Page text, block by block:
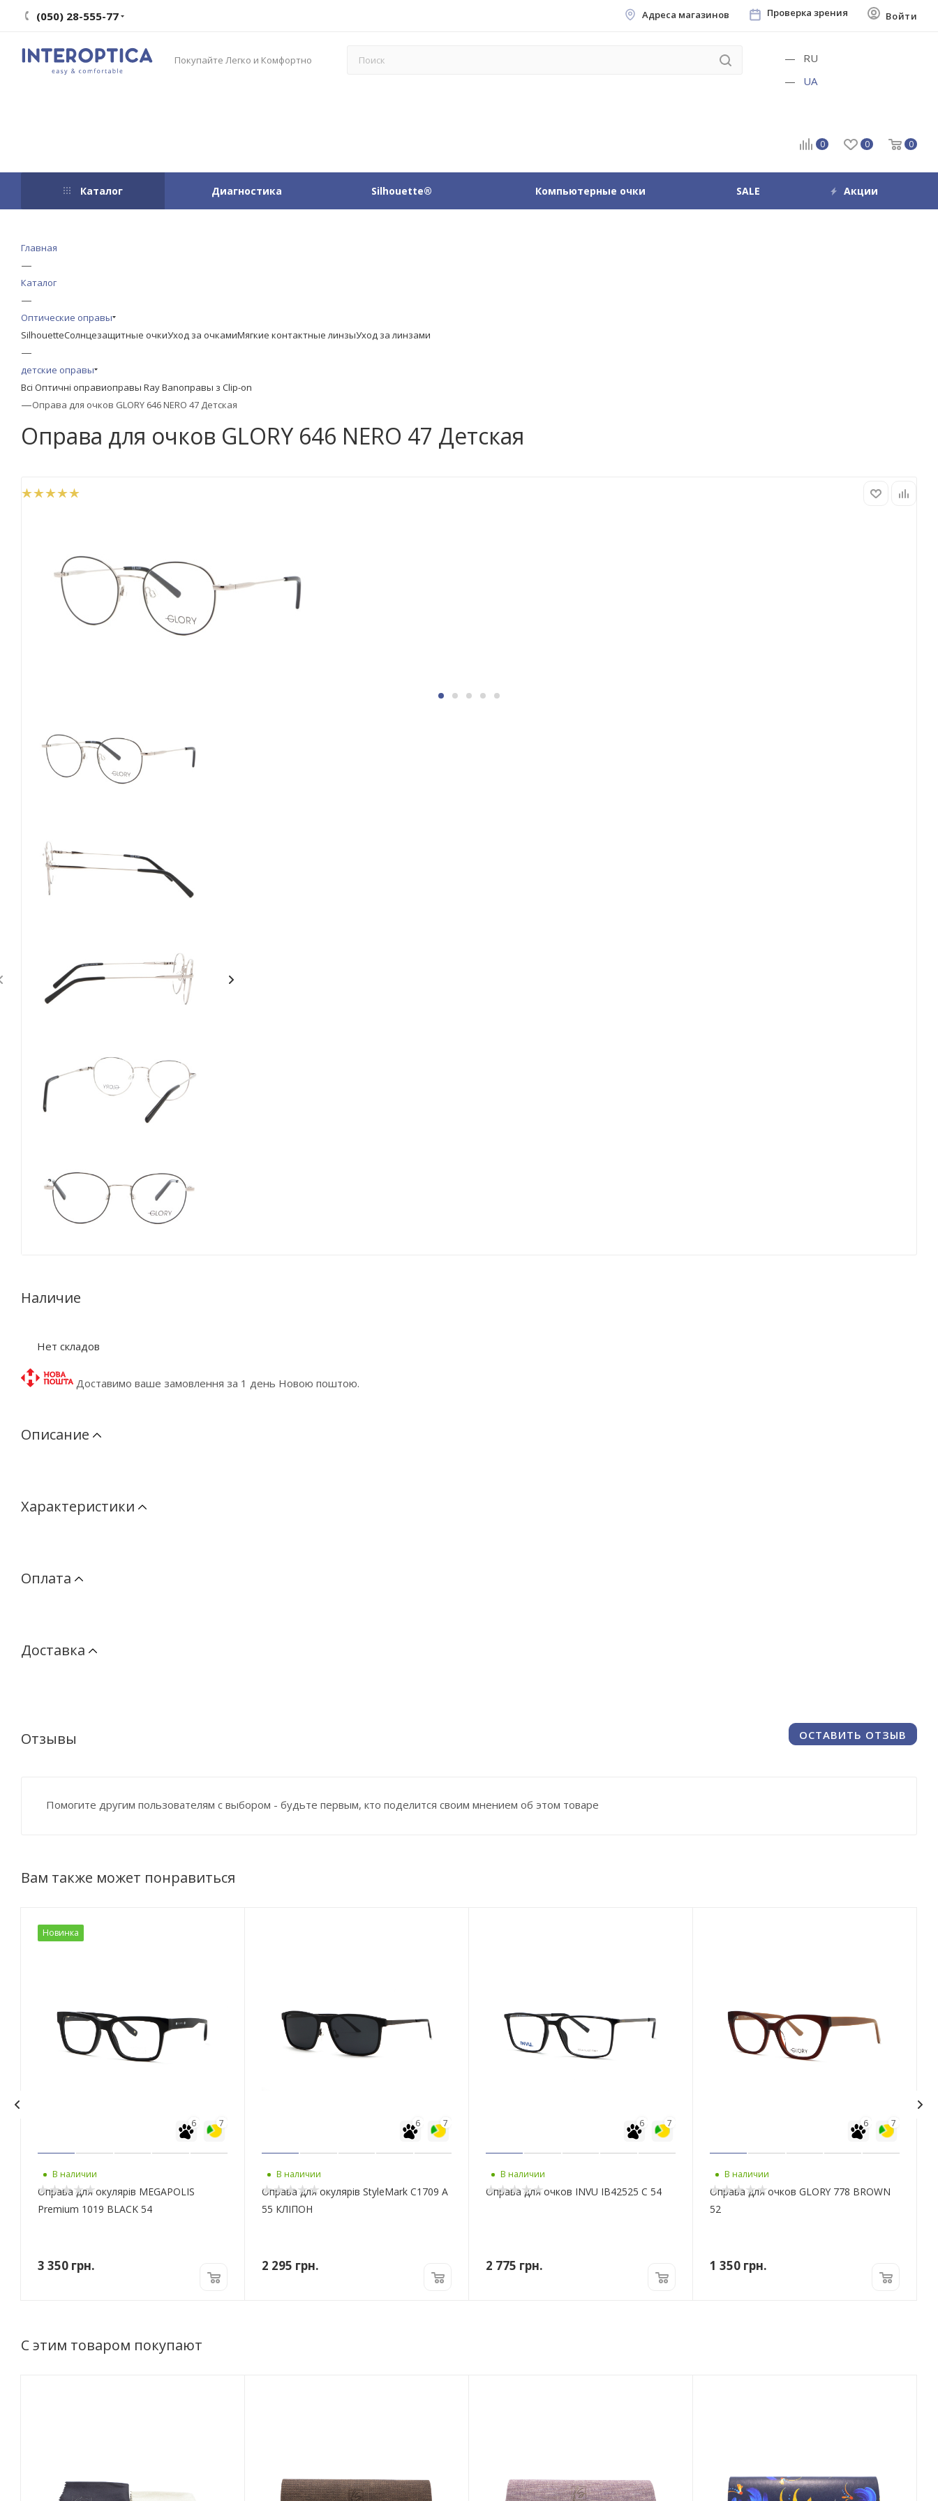
(050) 28-555-77 Адреса магазинов Проверка зрения Войти
Покупайте Легко и Комфортно
RU
UA
0 0 0
Каталог Диагностика Silhouette® Компьютерные очки SALE Акции
Главная
—
Каталог
—
Оптические оправы
SilhouetteСолнцезащитные очкиУход за очкамиМягкие контактные линзыУход за линзами
—
детские оправы
Всі Оптичні оправиоправы Ray Banоправы з Clip-on
—Оправа для очков GLORY 646 NERO 47 Детская
Оправа для очков GLORY 646 NERO 47 Детская
Наличие
Нет складов
Доставимо ваше замовлення за 1 день Новою поштою.
Описание
Характеристики
Оплата
Доставка
Отзывы ОСТАВИТЬ ОТЗЫВ
Помогите другим пользователям с выбором - будьте первым, кто поделится своим мнением об этом товаре
Вам также может понравиться
Новинка
7
6
В наличии
Оправа для окулярів MEGAPOLIS
Premium 1019 BLACK 54
3 350 грн.
7
6
В наличии
Оправа для окулярів StyleMark C1709 A
55 КЛІПОН
2 295 грн.
7
6
В наличии
Оправа для очков INVU IB42525 C 54
2 775 грн.
7
6
В наличии
Оправа для очков GLORY 778 BROWN
52
1 350 грн.
С этим товаром покупают